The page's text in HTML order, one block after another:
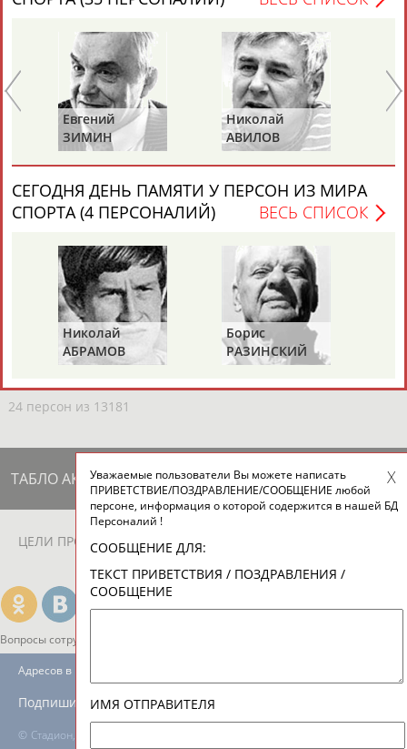
Каримжан
АБДРАХМАНОВ
Аделя
АБДРАХМАНОВА
Андрей
АБДУВАЛИЕВ
Герман
АБДУЛАЕВ
Рамазан
АБДУЛАЕВ
Тагир
АБДУЛАЕВ
Камиль
АБДУЛАЗИЗОВ
Загалав
АБДУЛБЕКОВ
Камалудин
АБДУЛДАУДОВ
Абдула
АБДУЛЖАЛИЛОВ
Магомед
АБДУЛКАГИРОВ
Назир
АБДУЛЛАЕВ
24 персон из 13181
ЕЩЁ ПЕРСОНЫ
ТАБЛО АКТИВНОСТИ
ЦЕЛИ ПРОЕКТА КОНТАКТЫ
Вопросы сотрудничества и совместной деятельности
© Стадион, 1998-2026
Адресов в новостной рассылке: 996
Подпишись
Евгений
ЗИМИН
Николай
АВИЛОВ
СЕГОДНЯ ДЕНЬ ПАМЯТИ У ПЕРСОН ИЗ МИРА
СПОРТА (4 ПЕРСОНАЛИЙ)
ВЕСЬ СПИСОК
Николай
АБРАМОВ
Борис
РАЗИНСКИЙ
Уважаемые пользователи Вы можете написать
ПРИВЕТСТВИЕ/ПОЗДРАВЛЕНИЕ/СООБЩЕНИЕ любой
персоне, информация о которой содержится в нашей БД
Персоналий !
СООБЩЕНИЕ ДЛЯ:
ТЕКСТ ПРИВЕТСТВИЯ / ПОЗДРАВЛЕНИЯ /
СООБЩЕНИЕ
ИМЯ ОТПРАВИТЕЛЯ